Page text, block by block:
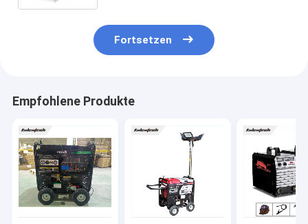
Fortsetzen
Empfohlene Produkte